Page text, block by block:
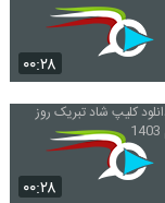
۰۰:۲۸
۰۰:۲۸